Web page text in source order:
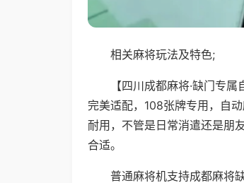
相关麻将玩法及特色;
【四川成都麻将·缺门专
完美适配，108张牌专用，自
耐用，不管是日常消遣还是朋
合适。
普通麻将机支持成都麻将